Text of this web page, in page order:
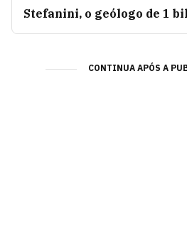
Stefanini, o geólogo de 1
CONTINUA APÓS A